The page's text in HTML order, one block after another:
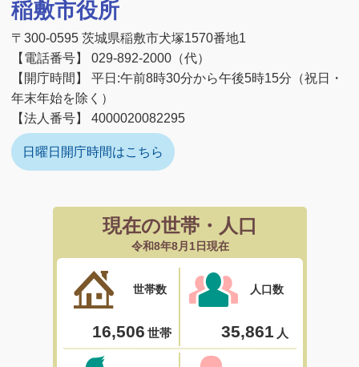
稲敷市役所
〒300-0595 茨城県稲敷市犬塚1570番地1
【電話番号】 029-892-2000（代）
【開庁時間】 平日:午前8時30分から午後5時15分（祝日・
年末年始を除く）
【法人番号】 4000020082295
日曜日開庁時間はこちら